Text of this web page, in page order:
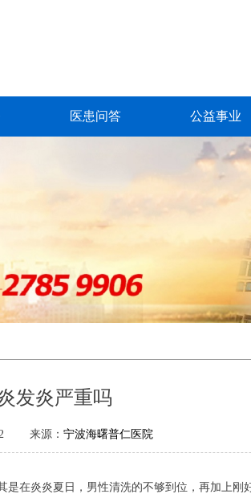
医患问答 公益事业
发炎严重吗
12 来源： 宁波海曙普仁医院
在炎炎夏日，男性清洗的不够到位，再加上刚